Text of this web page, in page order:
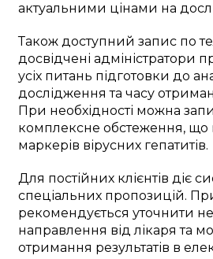
актуальними цінами на
Також доступний запис по
досвідчені адміністратори
усіх питань підготовки до
дослідження та часу
При необхідності можна
комплексне обстеження, що
маркерів вірусних гепатитів.
Для постійних клієнтів діє
спеціальних пропозицій.
рекомендується уточнити
направлення від лікаря та
отримання результатів в